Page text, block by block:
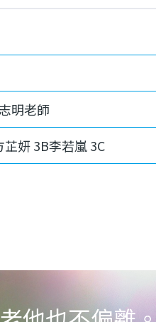
明老師
妍 3B李若嵐 3C